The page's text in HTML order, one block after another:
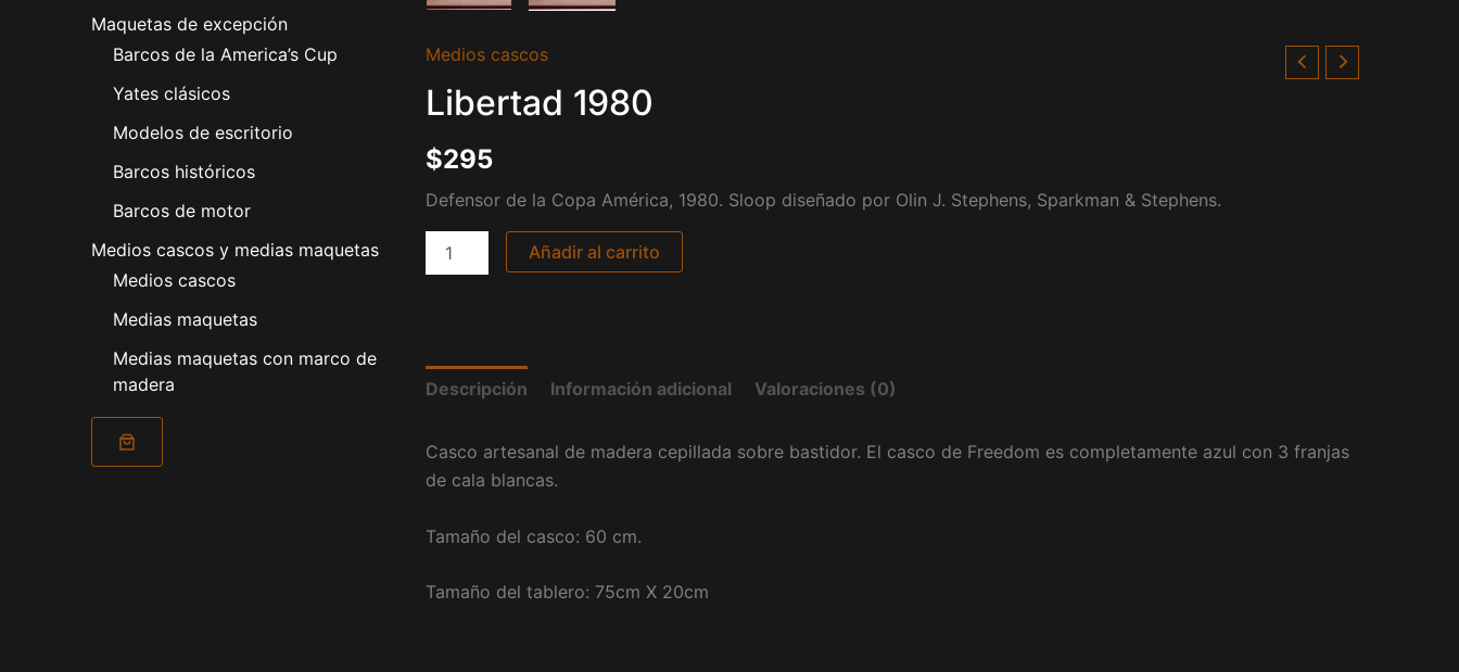
Maquetas de excepción
Barcos de la America’s Cup
Yates clásicos
Modelos de escritorio
Barcos históricos
Barcos de motor
Medios cascos y medias maquetas
Medios cascos
Medias maquetas
Medias maquetas con marco de
madera
Medios cascos
Libertad 1980
$295
Defensor de la Copa América, 1980. Sloop diseñado por Olin J. Stephens, Sparkman & Stephens.
Libertad
cantidad
Añadir al carrito
Descripción Información adicional Valoraciones (0)
Casco artesanal de madera cepillada sobre bastidor. El casco de Freedom es completamente azul con 3 franjas
de cala blancas.
Tamaño del casco: 60 cm.
Tamaño del tablero: 75cm X 20cm